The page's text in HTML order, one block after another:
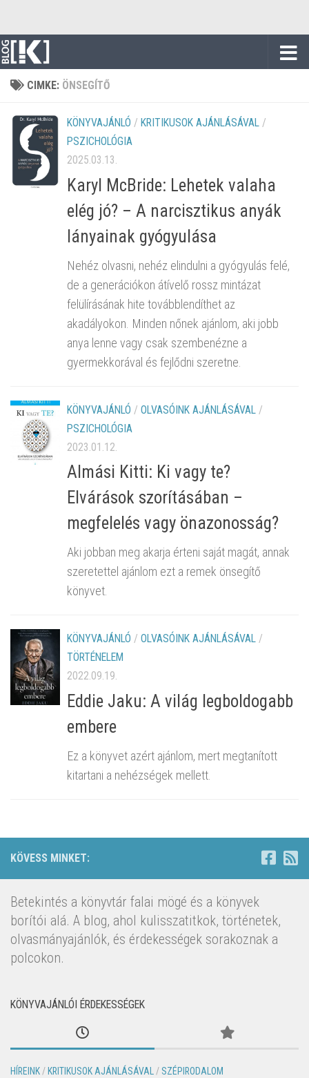
CIMKE: ÖNSEGÍTŐ
KÖNYVAJÁNLÓ / KRITIKUSOK AJÁNLÁSÁVAL /
PSZICHOLÓGIA
2025.03.13.
Karyl McBride: Lehetek valaha
elég jó? – A narcisztikus anyák
lányainak gyógyulása
Nehéz olvasni, nehéz elindulni a gyógyulás felé,
de a generációkon átívelő rossz mintázat
felülírásának hite továbblendíthet az
akadályokon. Minden nőnek ajánlom, aki jobb
anya lenne vagy csak szembenézne a
gyermekkorával és fejlődni szeretne.
KÖNYVAJÁNLÓ / OLVASÓINK AJÁNLÁSÁVAL /
PSZICHOLÓGIA
2023.01.12.
Almási Kitti: Ki vagy te?
Elvárások szorításában –
megfelelés vagy önazonosság?
Aki jobban meg akarja érteni saját magát, annak
szeretettel ajánlom ezt a remek önsegítő
könyvet.
KÖNYVAJÁNLÓ / OLVASÓINK AJÁNLÁSÁVAL /
TÖRTÉNELEM
2022.09.19.
Eddie Jaku: A világ legboldogabb
embere
Ez a könyvet azért ajánlom, mert megtanított
kitartani a nehézségek mellett.
KÖVESS MINKET:
Betekintés a könyvtár falai mögé és a könyvek
borítói alá. A blog, ahol kulisszatitkok, történetek,
olvasmányajánlók, és érdekességek sorakoznak a
polcokon.
KÖNYVAJÁNLÓI ÉRDEKESSÉGEK
HÍREINK/ KRITIKUSOK AJÁNLÁSÁVAL/ SZÉPIRODALOM